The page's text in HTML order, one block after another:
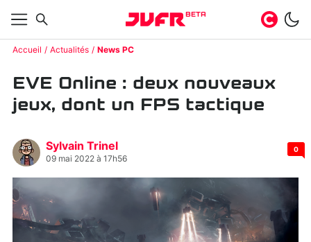
BETA
Accueil Actualités News PC
EVE Online : deux nouveaux
jeux, dont un FPS tactique
Sylvain Trinel
09 mai 2022 à 17h56
0